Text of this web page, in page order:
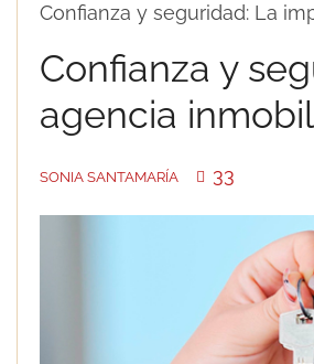
Confianza y seguridad: La
Confianza y
agencia
SONIA SANTAMARÍA 33